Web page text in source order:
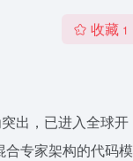
收藏 1
出，已进入全球开
专家架构的代码模